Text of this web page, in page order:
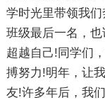
学时光里带领我
班级最后一名，
超越自己!同学们
搏努力!明年，让
友!许多年后，我